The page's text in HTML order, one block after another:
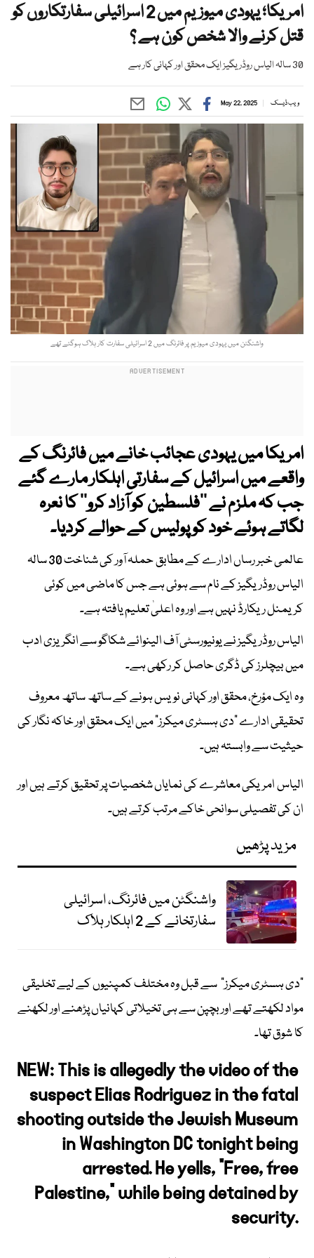
امریکا؛ یہودی میوزیم میں 2 اسرائیلی سفارتکاروں کو
قتل کرنے والا شخص کون ہے ؟
30 سالہ الیاس روڈریگیز ایک محقق اور کہانی کار ہے
ویب ڈیسک May 22, 2025
واشنگٹن میں یہودی میوزیم پر فائرنگ میں 2 اسرائیلی سفارت کار ہلاک ہوگئے تھے
امریکا میں یہودی عجائب خانے میں فائرنگ کے
واقعے میں اسرائیل کے سفارتی اہلکار مارے گئے
جب کہ ملزم نے ’’فلسطین کو آزاد کرو‘‘ کا نعرہ
لگاتے ہوئے خود کو پولیس کے حوالے کردیا۔
عالمی خبر رساں ادارے کے مطابق حملہ آور کی شناخت 30 سالہ
الیاس روڈریگیز کے نام سے ہوئی ہے جس کا ماضی میں کوئی
کریمنل ریکارڈ نہیں ہے اور وہ اعلیٰ تعلیم یافتہ ہے۔
الیاس روڈریگیز نے یونیورسٹی آف الینوائے شکاگو سے انگریزی ادب
میں بیچلرز کی ڈگری حاصل کر رکھی ہے۔
وہ ایک مؤرخ، محقق اور کہانی نویس ہونے کے ساتھ ساتھ معروف
تحقیقی ادارے "دی ہسٹری میکرز" میں ایک محقق اور خاکہ نگار کی
حیثیت سے وابستہ ہیں۔
الیاس امریکی معاشرے کی نمایاں شخصیات پر تحقیق کرتے ہیں اور
ان کی تفصیلی سوانحی خاکے مرتب کرتے ہیں۔
مزید پڑھیں
واشنگٹن میں فائرنگ، اسرائیلی
سفارتخانے کے 2 اہلکار ہلاک
"دی ہسٹری میکرز" سے قبل وہ مختلف کمپنیوں کے لیے تخلیقی
مواد لکھتے تھے اور بچپن سے ہی تخیلاتی کہانیاں پڑھنے اور لکھنے
کا شوق تھا۔
NEW: This is allegedly the video of the
suspect Elias Rodriguez in the fatal
shooting outside the Jewish Museum
in Washington DC tonight being
arrested. He yells, "Free, free
Palestine," while being detained by
security.